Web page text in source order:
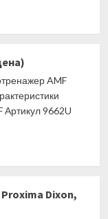
AMF
Артикул 9662U
Dixon,